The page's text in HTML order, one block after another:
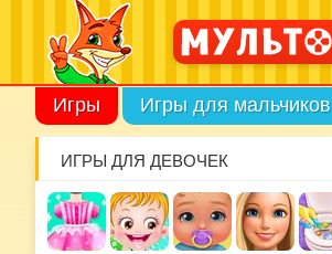
Игры Игры для мальчиков
ИГРЫ ДЛЯ ДЕВОЧЕК